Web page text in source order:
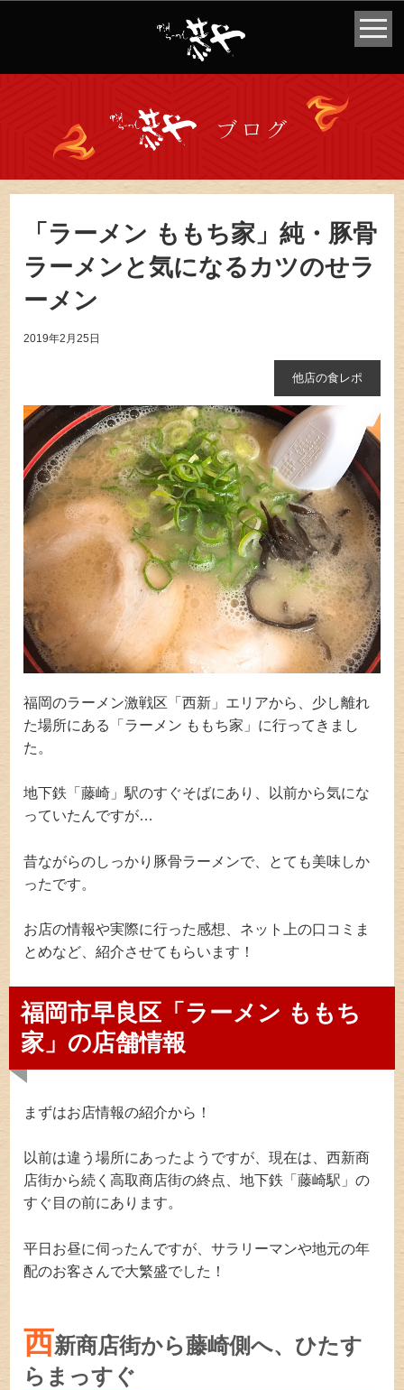
「ラーメン ももち家」純・豚骨
ラーメンと気になるカツのせラ
ーメン
2019年2月25日
他店の食レポ
福岡のラーメン激戦区「西新」エリアから、少し離れ
た場所にある「ラーメン ももち家」に行ってきまし
た。
地下鉄「藤崎」駅のすぐそばにあり、以前から気にな
っていたんですが…
昔ながらのしっかり豚骨ラーメンで、とても美味しか
ったです。
お店の情報や実際に行った感想、ネット上の口コミま
とめなど、紹介させてもらいます！
福岡市早良区「ラーメン ももち
家」の店舗情報
まずはお店情報の紹介から！
以前は違う場所にあったようですが、現在は、西新商
店街から続く高取商店街の終点、地下鉄「藤崎駅」の
すぐ目の前にあります。
平日お昼に伺ったんですが、サラリーマンや地元の年
配のお客さんで大繁盛でした！
西新商店街から藤崎側へ、ひたす
らまっすぐ